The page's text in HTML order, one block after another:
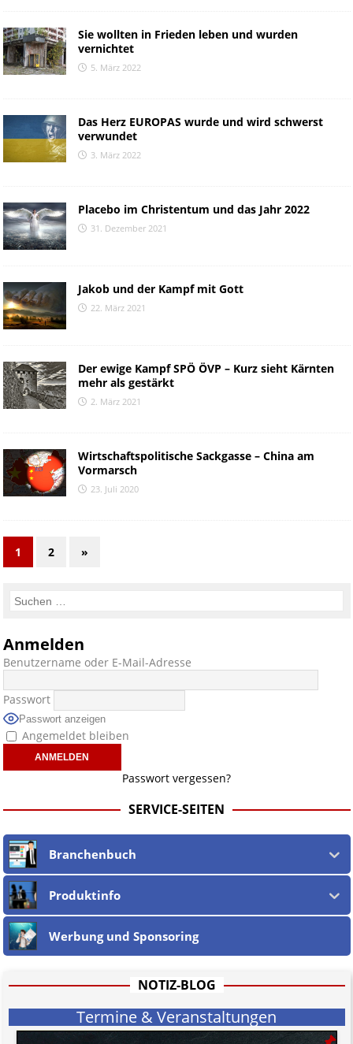
Sie wollten in Frieden leben und wurden
vernichtet
5. März 2022
Das Herz EUROPAS wurde und wird schwerst
verwundet
3. März 2022
Placebo im Christentum und das Jahr 2022
31. Dezember 2021
Jakob und der Kampf mit Gott
22. März 2021
Der ewige Kampf SPÖ ÖVP – Kurz sieht Kärnten
mehr als gestärkt
2. März 2021
Wirtschaftspolitische Sackgasse – China am
Vormarsch
23. Juli 2020
1 2 »
Anmelden
Benutzername oder E-Mail-Adresse
Passwort
Passwort anzeigen
Angemeldet bleiben
Passwort vergessen?
SERVICE-SEITEN
Branchenbuch
Produktinfo
Werbung und Sponsoring
NOTIZ-BLOG
Termine & Veranstaltungen